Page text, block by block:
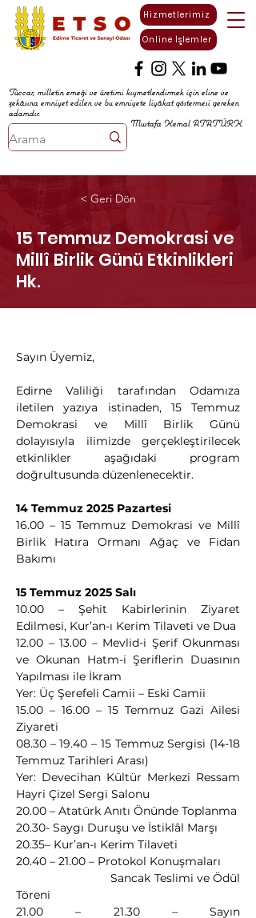
Online İşlemler
Hizmetlerimiz
Tüccar, milletin emeği ve üretimi kıymetlendirmek için eline ve
zekâsına emniyet edilen ve bu emniyete liyâkat göstermesi gereken
adamdır.
Mustafa Kemal ATATÜRK
< Geri Dön
15 Temmuz Demokrasi ve
Millî Birlik Günü Etkinlikleri
Hk.
Sayın Üyemiz,
Edirne Valiliği tarafından Odamıza
iletilen yazıya istinaden, 15 Temmuz
Demokrasi ve Millî Birlik Günü
dolayısıyla ilimizde gerçekleştirilecek
etkinlikler aşağıdaki program
doğrultusunda düzenlenecektir.
14 Temmuz 2025 Pazartesi
16.00 – 15 Temmuz Demokrasi ve Millî
Birlik Hatıra Ormanı Ağaç ve Fidan
Bakımı
15 Temmuz 2025 Salı
10.00 – Şehit Kabirlerinin Ziyaret
Edilmesi, Kur’an-ı Kerim Tilaveti ve Dua
12.00 – 13.00 – Mevlid-i Şerif Okunması
ve Okunan Hatm-i Şeriflerin Duasının
Yapılması ile İkram
Yer: Üç Şerefeli Camii – Eski Camii
15.00 – 16.00 – 15 Temmuz Gazi Ailesi
Ziyareti
08.30 – 19.40 – 15 Temmuz Sergisi (14-18
Temmuz Tarihleri Arası)
Yer: Devecihan Kültür Merkezi Ressam
Hayri Çizel Sergi Salonu
20.00 – Atatürk Anıtı Önünde Toplanma
20.30- Saygı Duruşu ve İstiklâl Marşı
20.35– Kur’an-ı Kerim Tilaveti
20.40 – 21.00 – Protokol Konuşmaları
Sancak Teslimi ve Ödül
Töreni
21.00 – 21.30 – Sayın